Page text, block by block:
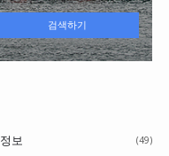
정보 49